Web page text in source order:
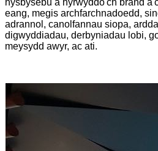
eang, megis archfarchnadoedd,
adrannol, canolfannau siopa,
digwyddiadau, derbyniadau lobi,
meysydd awyr, ac ati.